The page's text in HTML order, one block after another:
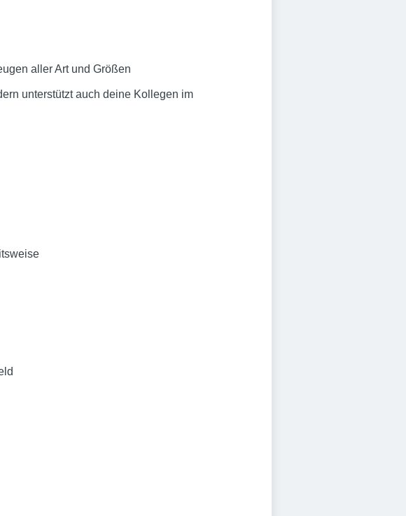
aller Art und Größen
unterstützt auch deine Kollegen im